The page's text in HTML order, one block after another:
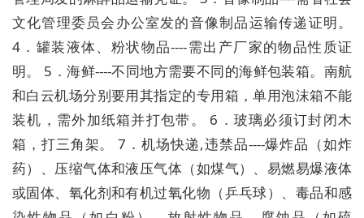
文化管理委员会办公室发的音像制品运输传递证明。
4．罐装液体、粉状物品----需出产厂家的物品性质证
明。 5．海鲜----不同地方需要不同的海鲜包装箱。南航
和白云机场分别要用其指定的专用箱，单用泡沫箱不能
装机，需外加纸箱并打包带。 6．玻璃必须订封闭木
箱，打三角架。 7．机场快递,违禁品----爆炸品（如炸
药）、压缩气体和液压气体（如煤气）、易燃易爆液体
或固体、氧化剂和有机过氧化物（乒乓球）、毒品和感